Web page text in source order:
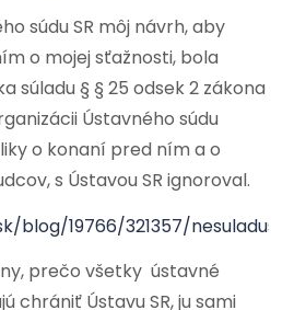
súdu SR môj návrh, aby
o mojej sťažnosti, bola
súladu § § 25 odsek 2 zákona
Ústavného súdu
o konaní pred ním a o
s Ústavou SR ignoroval.
blog/19766/321357/
prečo všetky ústavné
chrániť Ústavu SR, ju sami